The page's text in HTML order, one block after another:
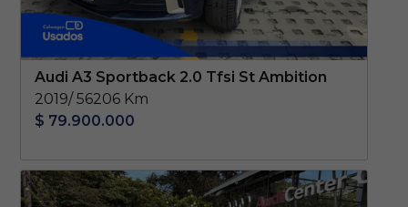
Audi A3 Sportback 2.0 Tfsi St Ambition
2019/ 56206 Km
$ 79.900.000